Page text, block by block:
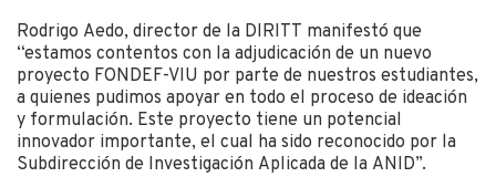
Rodrigo Aedo, director de la DIRITT manifestó que
“estamos contentos con la adjudicación de un nuevo
proyecto FONDEF-VIU por parte de nuestros estudiantes,
a quienes pudimos apoyar en todo el proceso de ideación
y formulación. Este proyecto tiene un potencial
innovador importante, el cual ha sido reconocido por la
Subdirección de Investigación Aplicada de la ANID”.